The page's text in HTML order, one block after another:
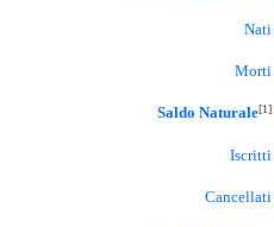
Nati
Morti
Saldo Naturale[1]
Iscritti
Cancellati